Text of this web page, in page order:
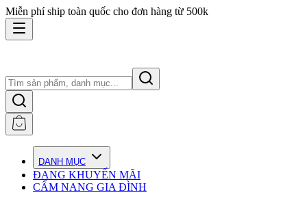
Miễn phí ship toàn quốc cho đơn hàng từ 500k
DANH MỤC
ĐANG KHUYẾN MÃI
CẨM NANG GIA ĐÌNH